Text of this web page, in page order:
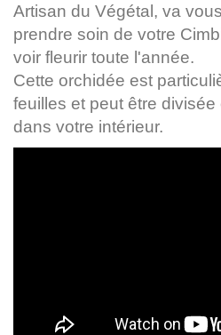
Artisan du Végétal, va
prendre soin de votre
voir fleurir toute l'année.
Cette orchidée est
feuilles et peut être
dans votre intérieur.